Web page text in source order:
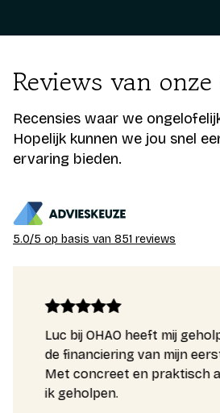
Reviews van
Recensies waar we
Hopelijk kunnen we jou snel
ervaring bieden.
5.0/5 op basis van 851 reviews
Luc bij OHAO heeft mij geholpen
de financiering van mijn eerste
Met concreet en praktisch advies
ik geholpen.